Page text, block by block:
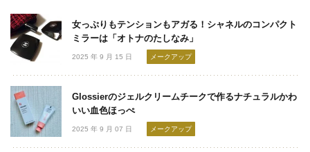
女っぷりもテンションもアガる！シャネルのコンパクト
ミラーは「オトナのたしなみ」
2025 年 9 月 15 日 メークアップ
Glossierのジェルクリームチークで作るナチュラルかわ
いい血色ほっぺ
2025 年 9 月 07 日 メークアップ